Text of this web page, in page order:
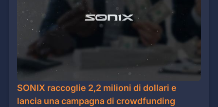
SONIX raccoglie 2,2 milioni di dollari e
lancia una campagna di crowdfunding